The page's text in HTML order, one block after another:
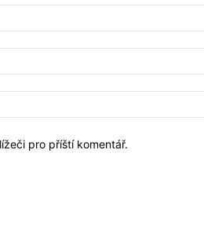
pro příští komentář.